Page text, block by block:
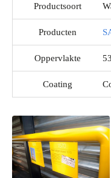
Productsoort
Producten
Oppervlakte
Coating